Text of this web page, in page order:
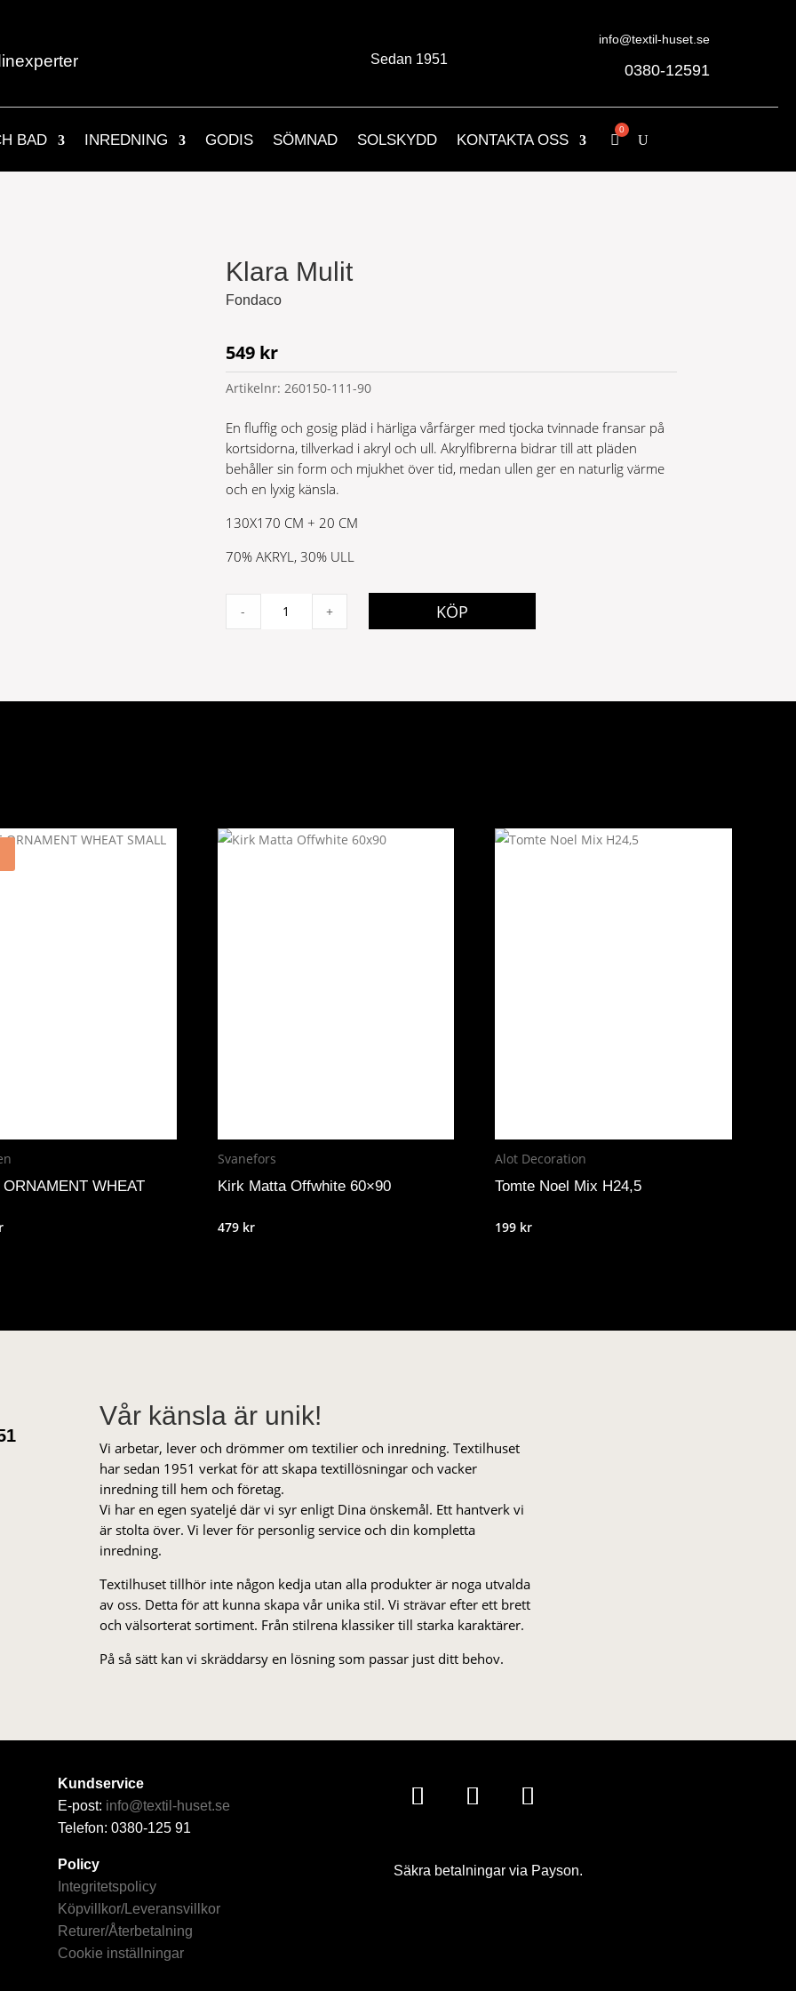
Sedan 1951
info@textil-huset.se
0380-12591
BAD INREDNING GODIS SÖMNAD SOLSKYDD KONTAKTA OSS
Klara Mulit
Fondaco
549 kr
Artikelnr: 260150-111-90
En fluffig och gosig pläd i härliga vårfärger med tjocka tvinnade fransar på
kortsidorna, tillverkad i akryl och ull. Akrylfibrerna bidrar till att pläden
behåller sin form och mjukhet över tid, medan ullen ger en naturlig värme
och en lyxig känsla.
130X170 CM + 20 CM
70% AKRYL, 30% ULL
- + KÖP
ORNAMENT WHEAT
Det
Svanefors
Kirk Matta Offwhite 60×90
479 kr
Alot Decoration
Tomte Noel Mix H24,5
199 kr
Vår känsla är unik!
Vi arbetar, lever och drömmer om textilier och inredning. Textilhuset
har sedan 1951 verkat för att skapa textillösningar och vacker
inredning till hem och företag.
Vi har en egen syateljé där vi syr enligt Dina önskemål. Ett hantverk vi
är stolta över. Vi lever för personlig service och din kompletta
inredning.
Textilhuset tillhör inte någon kedja utan alla produkter är noga utvalda
av oss. Detta för att kunna skapa vår unika stil. Vi strä­var efter ett brett
och välsorterat sor­ti­ment. Från stil­rena klas­siker till starka karaktärer.
På så sätt kan vi skräddarsy en lösning som passar just ditt behov.
Kundservice
E-post: info@textil-huset.se
Telefon: 0380-125 91
Policy
Integritetspolicy
Köpvillkor/Leveransvillkor
Returer/Återbetalning
Cookie inställningar
Säkra betalningar via Payson.